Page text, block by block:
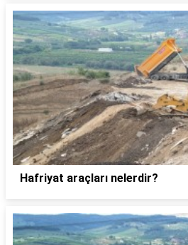
Hafriyat araçları nelerdir?